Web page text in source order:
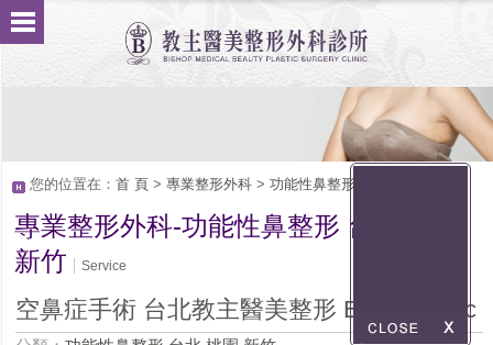
您的位置在： 首 頁> 專業整形外科> 功能性鼻整形 台北.桃園.新竹
專業整形外科-功能性鼻整形 台北.桃園.
新竹
Service
空鼻症手術 台北教主醫美整形 BishopClinic